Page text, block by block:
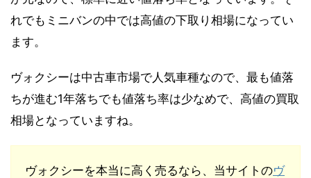
れでもミニバンの中では高値の下取り相場になってい
ます。
ヴォクシーは中古車市場で人気車種なので、最も値落
ちが進む1年落ちでも値落ち率は少なめで、高値の買取
相場となっていますね。
ヴォクシーを本当に高く売るなら、当サイトのヴ